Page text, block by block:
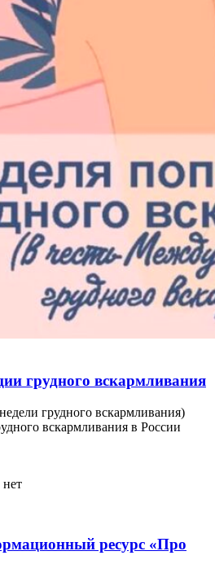
грудного вскармливания
грудного вскармливания)
вскармливания в России
ресурс «Про